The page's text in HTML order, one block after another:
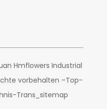
Hmflowers Industrial
vorbehalten –Top-
-Trans_sitemap